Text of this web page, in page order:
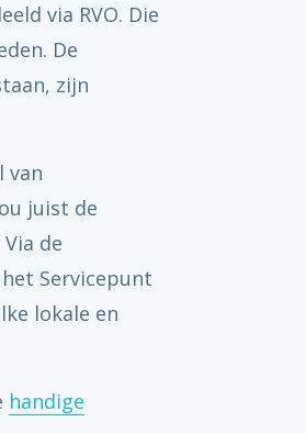
hergebruik uit afval – voor
via RVO. Die
De
zijn
van
juist de
de
Servicepunt
lokale en
handige